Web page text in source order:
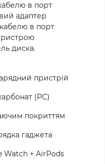
в порт
адаптер
в порт
диска.
пристрій
(PC)
покриттям
гаджета
Watch + AirPods